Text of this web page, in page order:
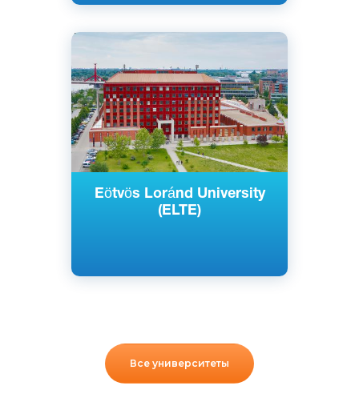
Eötvös Loránd University
(ELTE)
Английский
Немецкий
Будапешт, Венгрия
Государственный
Все университеты